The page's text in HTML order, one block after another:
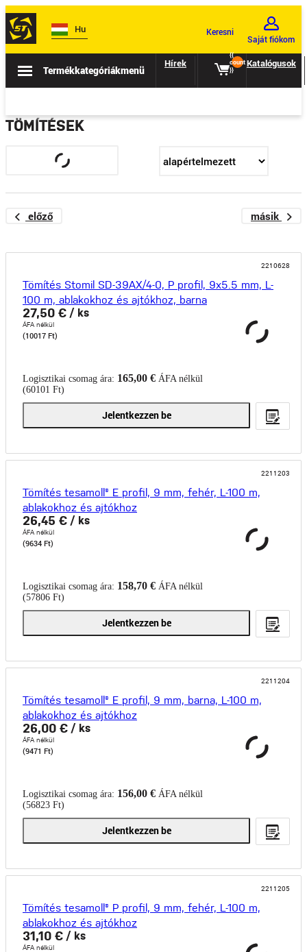
Hu Keresni
Saját fiókom
{{
count
}}
Termékkategóriákmenü
Hírek Eladás Katalógusok
TÖMÍTÉSEK
előző másik
2210628
Tömítés Stomil SD-39AX/4-0, P profil, 9x5.5 mm, L-
100 m, ablakokhoz és ajtókhoz, barna
27,50 € / ks
ÁFA nélkül
(10017 Ft)
Logisztikai csomag ára: 165,00 € ÁFA nélkül
(60101 Ft)
Jelentkezzen be
2211203
Tömítés tesamoll® E profil, 9 mm, fehér, L-100 m,
ablakokhoz és ajtókhoz
26,45 € / ks
ÁFA nélkül
(9634 Ft)
Logisztikai csomag ára: 158,70 € ÁFA nélkül
(57806 Ft)
Jelentkezzen be
2211204
Tömítés tesamoll® E profil, 9 mm, barna, L-100 m,
ablakokhoz és ajtókhoz
26,00 € / ks
ÁFA nélkül
(9471 Ft)
Logisztikai csomag ára: 156,00 € ÁFA nélkül
(56823 Ft)
Jelentkezzen be
2211205
Tömítés tesamoll® P profil, 9 mm, fehér, L-100 m,
ablakokhoz és ajtókhoz
31,10 € / ks
ÁFA nélkül